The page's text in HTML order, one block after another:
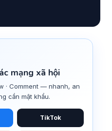
mạng xã hội
· Comment — nhanh, an
cần mật khẩu.
TikTok